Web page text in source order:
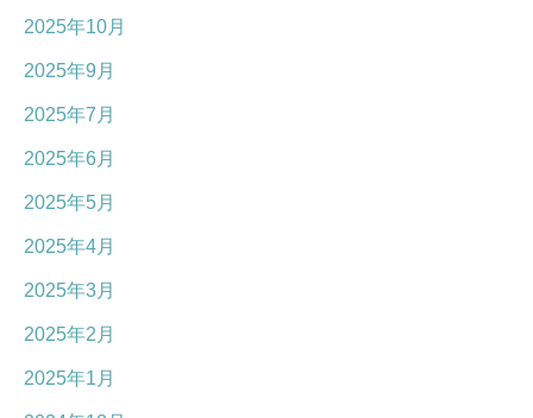
2025年10月
2025年9月
2025年7月
2025年6月
2025年5月
2025年4月
2025年3月
2025年2月
2025年1月